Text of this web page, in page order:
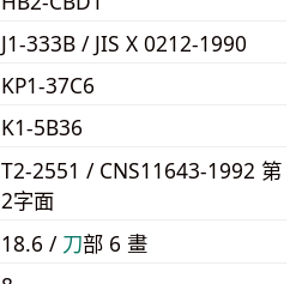
J1-333B / JIS X 0212-1990
KP1-37C6
K1-5B36
T2-2551 / CNS11643-1992 第
2字面
18.6 / ⼑部 6 畫